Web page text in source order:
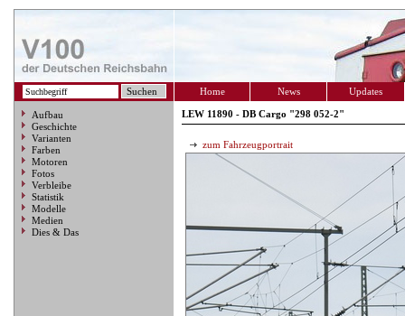
Home News Updates
Aufbau
Geschichte
Varianten
Farben
Motoren
Fotos
Verbleibe
Statistik
Modelle
Medien
Dies & Das
LEW 11890 - DB Cargo "298 052-2"
zum Fahrzeugportrait